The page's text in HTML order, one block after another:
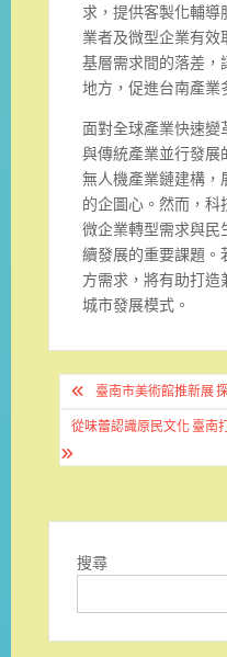
求，提供客製化輔導
業者及微型企業有效
基層需求間的落差，
地方，促進台南產業
面對全球產業快速變
與傳統產業並行發展
無人機產業鏈建構，
的企圖心。然而，科
微企業轉型需求與民
續發展的重要課題。
方需求，將有助打造
城市發展模式。
文
章
導
臺南市美術館推新展
從味蕾認識原民文化 臺南
搜尋